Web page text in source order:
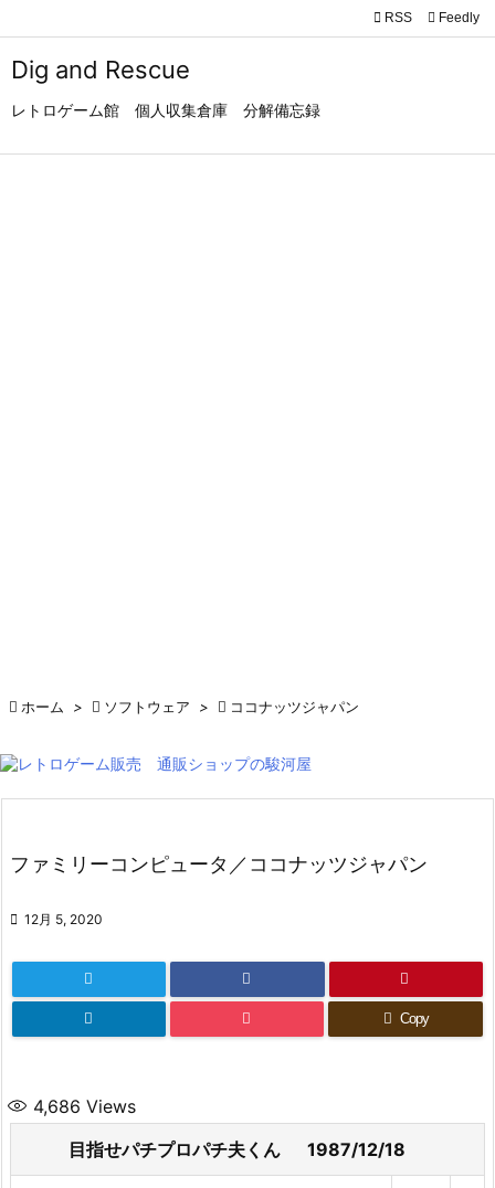
Dig and Rescue
レトロゲーム館 個人収集倉庫 分解備忘録


 RSS Feedly
 ホーム >  ソフトウェア >  ココナッツジャパン
ファミリーコンピュータ／ココナッツジャパン
 12月 5, 2020
Copy
4,686 Views
目指せパチプロパチ夫くん 1987/12/18